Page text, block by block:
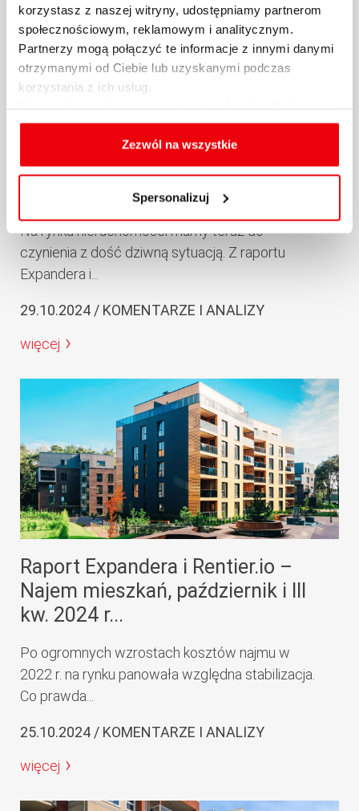
korzystasz z naszej witryny, udostępniamy partnerom
społecznościowym, reklamowym i analitycznym.
Partnerzy mogą połączyć te informacje z innymi danymi
otrzymanymi od Ciebie lub uzyskanymi podczas
korzystania z ich usług.
cookies, celu i sposobu korzystania z nich przez nas
oraz zmiany ustawień plików cookies a także ich
usuwania z przeglądarki internetowej, znajdują się
Zezwól na wszystkie
Spersonalizuj
Raport Expandera i Rentier.io –
Ceny mieszkań, październik i III
Na rynku nieruchomości mamy teraz do
czynienia z dość dziwną sytuacją. Z raportu
Expandera i...
29.10.2024 / KOMENTARZE I ANALIZY
więcej
Raport Expandera i Rentier.io –
Najem mieszkań, październik i III
kw. 2024 r...
Po ogromnych wzrostach kosztów najmu w
2022 r. na rynku panowała względna stabilizacja.
Co prawda...
25.10.2024 / KOMENTARZE I ANALIZY
więcej